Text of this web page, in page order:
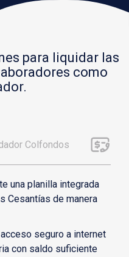
para liquidar las
como
Colfondos
una planilla integrada
Cesantías de manera
seguro a internet
con saldo suficiente